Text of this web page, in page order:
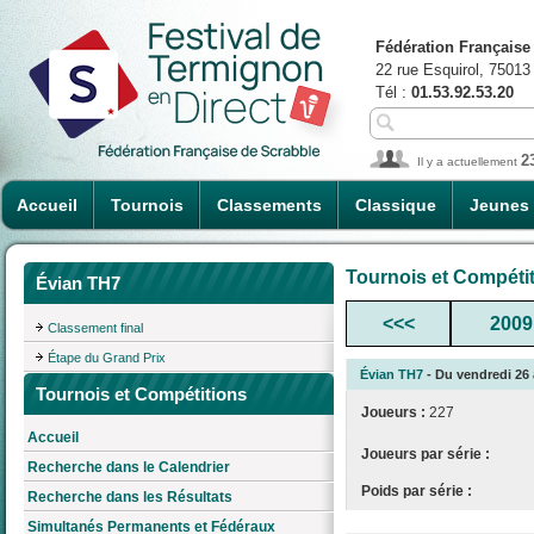
Accueil Tournois Classements Classique Jeunes
Fédération
22 rue Esquirol,
Tél : 01.53.92.53.20
Il y a actuellement
Évian TH7
Classement final
Étape du Grand Prix
Tournois et Compétitions
Accueil
Recherche dans le Calendrier
Recherche dans les Résultats
Simultanés Permanents et Fédéraux
Tournois et
<<< 2009
Évian TH7 - Du vendredi 26
Joueurs : 227
Joueurs par série :
Poids par série :